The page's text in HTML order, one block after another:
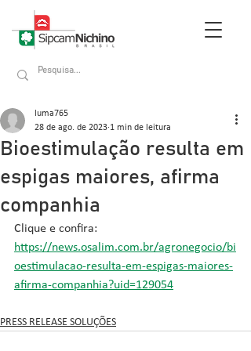
Bioestimulação resulta em
espigas maiores, afirma
companhia
luma765
28 de ago. de 2023 1 min de leitura
Clique e confira:
https://news.osalim.com.br/agronegocio/bi
oestimulacao-resulta-em-espigas-maiores-
afirma-companhia?uid=129054
PRESS RELEASE SOLUÇÕES